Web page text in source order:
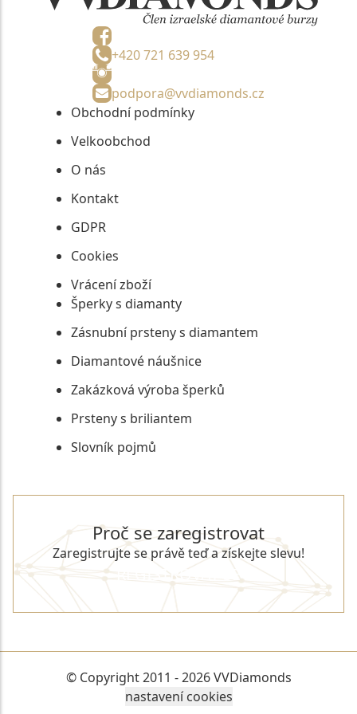
+420 721 639 954
podpora@vvdiamonds.cz
Obchodní podmínky
Velkoobchod
O nás
Kontakt
GDPR
Cookies
Vrácení zboží
Šperky s diamanty
Zásnubní prsteny s diamantem
Diamantové náušnice
Zakázková výroba šperků
Prsteny s briliantem
Slovník pojmů
Proč se zaregistrovat
Zaregistrujte se právě teď a získejte slevu!
REGISTROVAT SE
© Copyright 2011 - 2026 VVDiamonds
nastavení cookies